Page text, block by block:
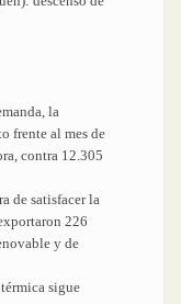
la
frente al mes de
contra 12.305
de satisfacer la
226
y de
sigue